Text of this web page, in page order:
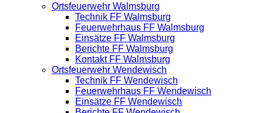
Ortsfeuerwehr Walmsburg
Technik FF Walmsburg
Feuerwehrhaus FF Walmsburg
Einsätze FF Walmsburg
Berichte FF Walmsburg
Kontakt FF Walmsburg
Ortsfeuerwehr Wendewisch
Technik FF Wendewisch
Feuerwehrhaus FF Wendewisch
Einsätze FF Wendewisch